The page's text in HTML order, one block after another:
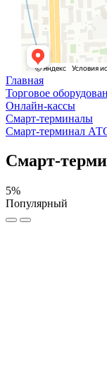
Главная
Торговое
Онлайн-кассы
Смарт-терминалы
Смарт-терминал
Смарт-
5%
Популярный